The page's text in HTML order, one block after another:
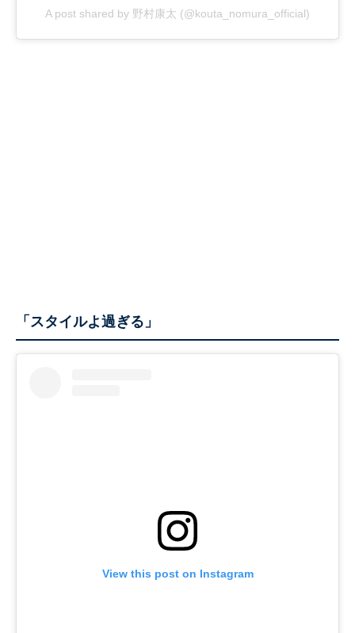
A post shared by 野村康太 (@kouta_nomura_official)
「スタイルよ過ぎる」
View this post on Instagram